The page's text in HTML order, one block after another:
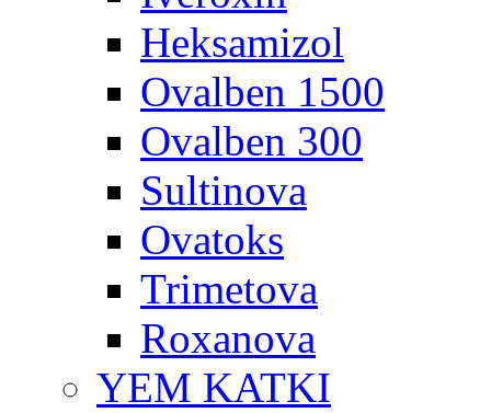
Heksamizol
Ovalben 1500
Ovalben 300
Sultinova
Ovatoks
Trimetova
Roxanova
YEM KATKI